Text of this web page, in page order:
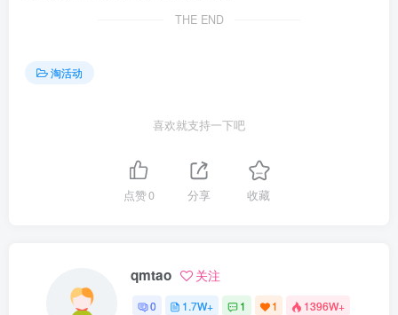
THE END
淘活动
喜欢就支持一下吧
点赞0 分享 收藏
qmtao 关注
0 1.7W+ 1 1 1396W+